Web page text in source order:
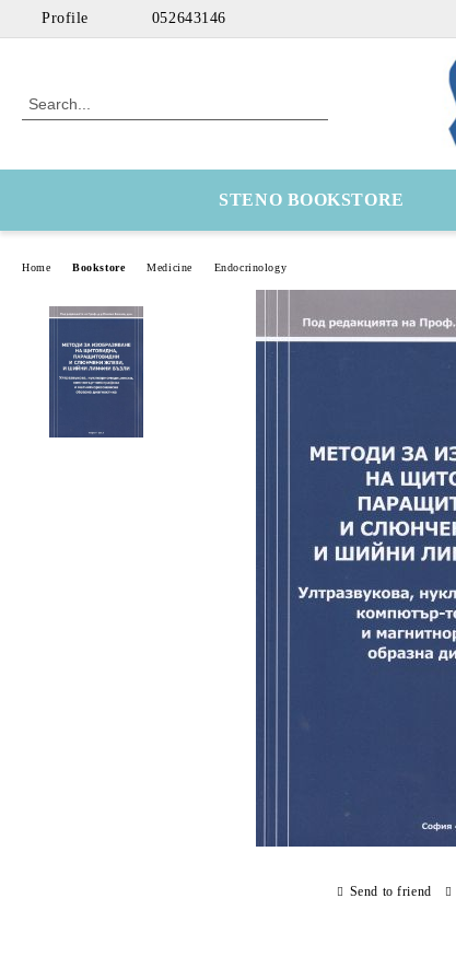
Profile 052643146
STENO BOOKSTORE
Home Bookstore Medicine Endocrinology
Send to friend